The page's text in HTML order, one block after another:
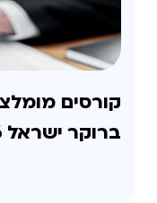
קורסים
ברוקר ישראל 2026